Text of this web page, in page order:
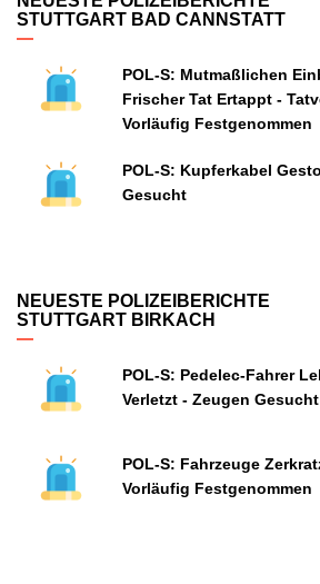
STUTTGART BAD CANNSTATT
POL-S: Mutmaßlichen
Frischer Tat Ertappt -
Vorläufig Festgenommen
POL-S: Kupferkabel
Gesucht
NEUESTE POLIZEIBERICHTE
STUTTGART BIRKACH
POL-S: Pedelec-Fahrer
Verletzt - Zeugen Gesucht
POL-S: Fahrzeuge
Vorläufig Festgenommen